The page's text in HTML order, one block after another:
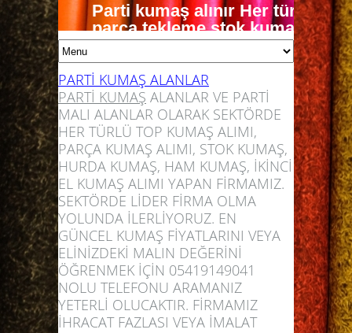
Parti kumaş alınır Her türlü
parça tekleme stok kumaş nakit
0541 914 90 41
örme kumaş alımı dokuma kumaş alımı
PARTİ KUMAŞ ALANLAR
PARTİ KUMAŞ ALANLAR VE PARTİ
MALI ALANLAR OLARAK SEKTÖRDE
HER TÜRLÜ TOP KUMAŞ ALIMI,
PARÇA KUMAŞ ALIMI, STOK KUMAŞ,
HURDA KUMAŞ, HAM KUMAŞ, İKİNCİ
EL KUMAŞ ALIMI YAPAN FİRMAMIZ.
SEKTÖRDE LİDER FİRMA OLMA
YOLUNDA İLERLİYORUZ. EN
GÜNCEL KUMAŞ FİYATLARINI VEYA
ELİNİZDEKİ MALIN DEĞERİNİ
ÖĞRENMEK İÇİN 05419149041
NOLU TELEFONU ARAMANIZ
YETERLİ OLUCAKTIR. FİRMAMIZ
İHRACAT FAZLASI VEYA İMALAT